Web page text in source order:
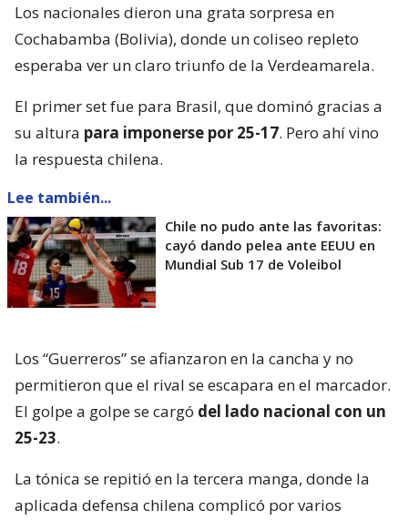
Los nacionales dieron una grata sorpresa en
Cochabamba (Bolivia), donde un coliseo repleto
esperaba ver un claro triunfo de la Verdeamarela.
El primer set fue para Brasil, que dominó gracias a
su altura para imponerse por 25-17. Pero ahí vino
la respuesta chilena.
Lee también...
Chile no pudo ante las favoritas:
cayó dando pelea ante EEUU en
Mundial Sub 17 de Voleibol
Los “Guerreros” se afianzaron en la cancha y no
permitieron que el rival se escapara en el marcador.
El golpe a golpe se cargó del lado nacional con un
25-23.
La tónica se repitió en la tercera manga, donde la
aplicada defensa chilena complicó por varios